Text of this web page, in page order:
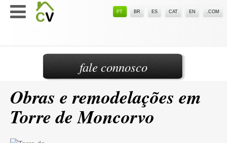
PT BR ES CAT EN .COM
Obras e remodelações em
Torre de Moncorvo
fale connosco